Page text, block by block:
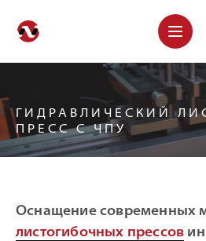
ГИДРАВЛИЧЕСКИЙ
ПРЕСС С ЧПУ
Оснащение современных
листогибочных прессов